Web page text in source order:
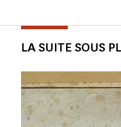
LA SUITE SOUS